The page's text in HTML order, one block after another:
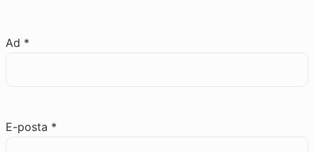
Ad *
E-posta *